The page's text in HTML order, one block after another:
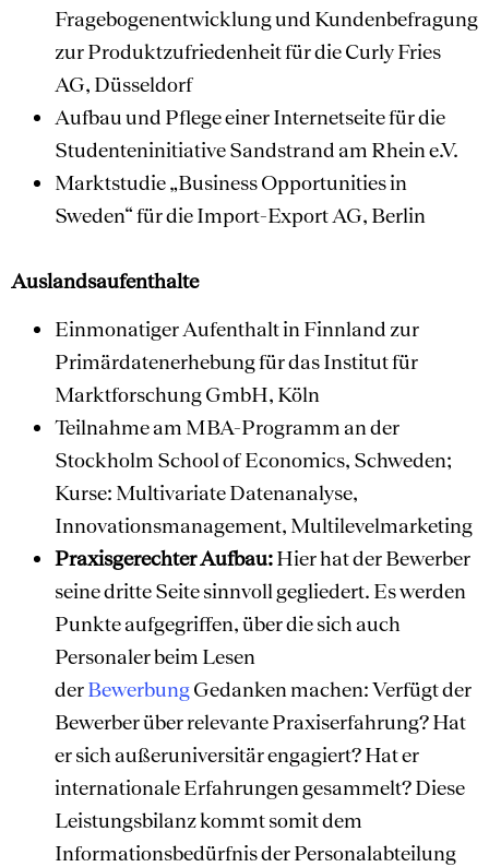
Fragebogenentwicklung und Kundenbefragung
zur Produktzufriedenheit für die Curly Fries
AG, Düsseldorf
Aufbau und Pflege einer Internetseite für die
Studenteninitiative Sandstrand am Rhein e.V.
Marktstudie „Business Opportunities in
Sweden“ für die Import-Export AG, Berlin
Auslandsaufenthalte
Einmonatiger Aufenthalt in Finnland zur
Primärdatenerhebung für das Institut für
Marktforschung GmbH, Köln
Teilnahme am MBA-Programm an der
Stockholm School of Economics, Schweden;
Kurse: Multivariate Datenanalyse,
Innovationsmanagement, Multilevelmarketing
Praxisgerechter Aufbau:Hier hat der Bewerber
seine dritte Seite sinnvoll gegliedert. Es werden
Punkte aufgegriffen, über die sich auch
Personaler beim Lesen
derBewerbungGedanken machen: Verfügt der
Bewerber über relevante Praxiserfahrung? Hat
er sich außeruniversitär engagiert? Hat er
internationale Erfahrungen gesammelt? Diese
Leistungsbilanz kommt somit dem
Informationsbedürfnis der Personalabteilung